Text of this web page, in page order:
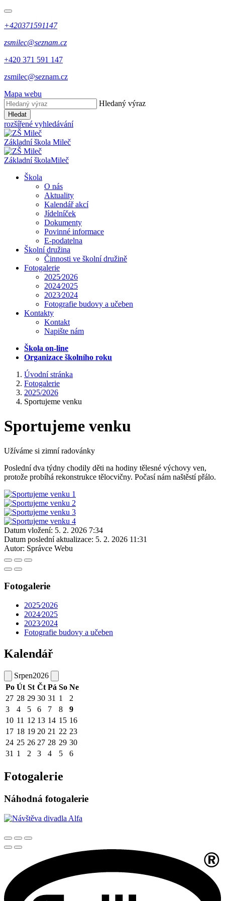
+420371591147
zsmilec@seznam.cz
+420 371 591 147
zsmilec@seznam.cz
Mapa webu
Hledaný výraz
Hledat
rozšířené vyhledávání
Základní škola Mileč
Základní školaMileč
Škola
O nás
Aktuality
Kalendář akcí
Jídelníček
Dokumenty
Povinné informace
E-podatelna
Školní družina
Činnosti ve školní družině
Fotogalerie
2025⁄2026
2024⁄2025
2023⁄2024
Fotografie budovy a učeben
Kontakty
Kontakt
Napište nám
Škola on-line
Organizace školního roku
Úvodní stránka
Fotogalerie
2025/2026
Sportujeme venku
Sportujeme venku
Užíváme si zimní radovánky
Poslední dva týdny chodily děti na hodiny tělesné výchovy ven,
protože probíhá rekonstrukce tělocvičny. Počasí nám naštěstí přálo.
Datum vložení: 5. 2. 2026 7:34
Datum poslední aktualizace: 5. 2. 2026 11:31
Autor: Správce Webu
Fotogalerie
2025⁄2026
2024⁄2025
2023⁄2024
Fotografie budovy a učeben
Kalendář
Srpen2026
Po Út St Čt Pá So Ne
27 28 29 30 31 1
2
3
4 5 6 7 8
9
10 11 12 13 14 15 16
17 18 19 20 21 22 23
24 25 26 27 28 29 30
31 1 2 3 4 5 6
Fotogalerie
Náhodná fotogalerie